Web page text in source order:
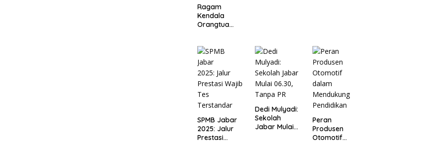
Ragam
Kendala
Orangtua
Jakarta
2025: Salah
Input Data
hingga Lupa
Password
SPMB Jabar
2025: Jalur
Prestasi
Dedi Mulyadi:
Sekolah
Jabar Mulai
Peran
Produsen
Otomotif